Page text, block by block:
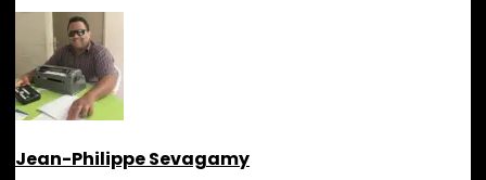
Jean-Philippe Sevagamy